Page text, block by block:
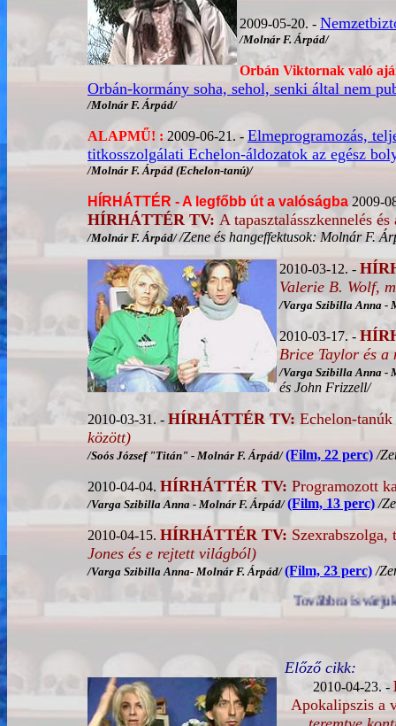
2009-05-20. -
/Molnár F. Árpád/
Orbán Viktornak való
Orbán-kormány soha, sehol, senki által nem
/Molnár F. Árpád/
ALAPMŰ! : 2009-06-21. - Elmeprogramozás,
titkosszolgálati Echelon-áldozatok az egész
/Molnár F. Árpád (Echelon-tanú)/
HÍRHÁTTÉR - A legfőbb út a valóságba 2009-
HÍRHÁTTÉR TV: A tapasztalásszkennelés
/Molnár F. Árpád//Zene és hangeffektusok: Molnár F.
2010-03-12. -
Valerie B. Wolf,
/Varga Szibilla Anna -
2010-03-17. -
Brice Taylor és
/Varga Szibilla Anna -
és John Frizzell/
2010-03-31. - HÍRHÁTTÉR TV: Echelon-
között)
/Soós József "Titán" - Molnár F. Árpád/(Film, 22 perc) /
2010-04-04. HÍRHÁTTÉR TV: Programozott
/Varga Szibilla Anna - Molnár F. Árpád/(Film, 13 perc) /
2010-04-15. HÍRHÁTTÉR TV:
Jones és e rejtett világból)
/Varga Szibilla Anna- Molnár F. Árpád/(Film, 23 perc) /
Továbbra is várjuk azon ügynöki, illetve
Előző cikk:
2010-04-23. -
Apokalipszis a